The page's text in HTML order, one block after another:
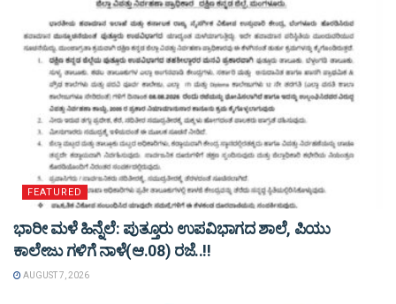
FEATURED
ಭಾರೀ ಮಳೆ ಹಿನ್ನೆಲೆ: ಪುತ್ತೂರು ಉಪವಿಭಾಗದ ಶಾಲೆ, ಪಿಯು
ಕಾಲೇಜು ಗಳಿಗೆ ನಾಳೆ(ಆ.08) ರಜೆ..!!
AUGUST 7, 2026